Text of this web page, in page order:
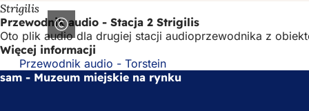
Strigilis
Przewodnik audio - Stacja 2 Strigilis
Oto plik audio dla drugiej stacji audioprzewodnika z
Więcej informacji
Przewodnik audio - Torstein
sam - Muzeum miejskie na rynku